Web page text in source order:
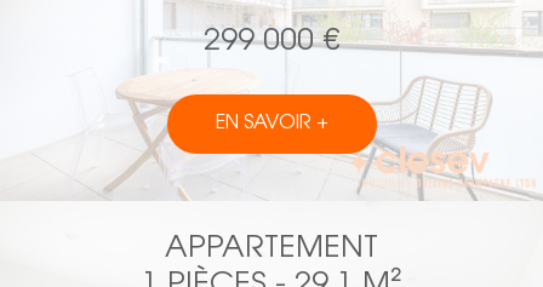
299 000 €
EN SAVOIR +
APPARTEMENT